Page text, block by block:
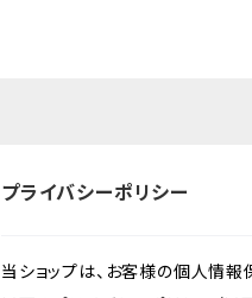
プライバシーポリシー
当ショップは、お客様の個人情報